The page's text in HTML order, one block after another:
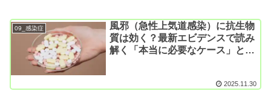
09_感染症
風邪（急性上気道感染）に抗生物
質は効く？最新エビデンスで読み
解く「本当に必要なケース」とは
2025.11.30